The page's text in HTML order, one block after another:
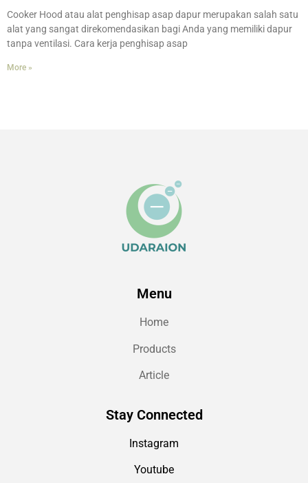
Cooker Hood atau alat penghisap asap dapur merupakan salah satu
alat yang sangat direkomendasikan bagi Anda yang memiliki dapur
tanpa ventilasi. Cara kerja penghisap asap
More »
Menu
Home
Products
Article
Stay Connected
Instagram
Youtube